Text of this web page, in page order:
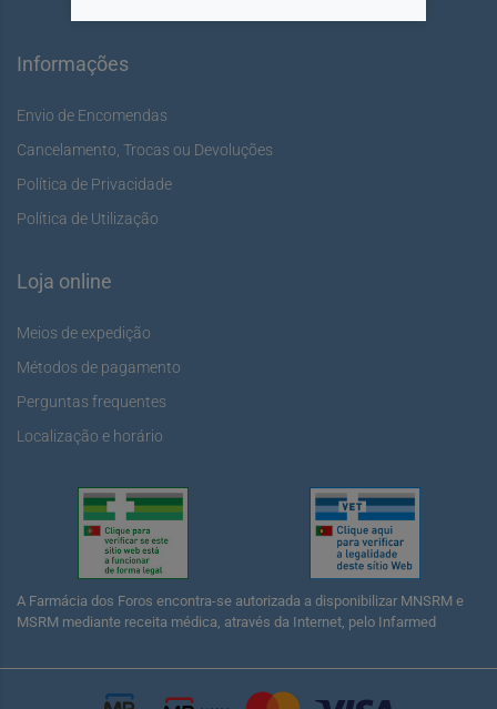
Informações
Envio de Encomendas
Cancelamento, Trocas ou Devoluções
Política de Privacidade
Política de Utilização
Loja online
Meios de expedição
Métodos de pagamento
Perguntas frequentes
Localização e horário
A Farmácia dos Foros encontra-se autorizada a disponibilizar MNSRM e
MSRM mediante receita médica, através da Internet, pelo Infarmed